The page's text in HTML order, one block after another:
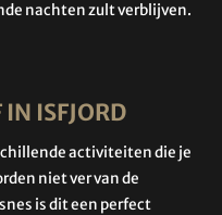
nachten zult verblijven.
ISFJORD
activiteiten die je
niet ver van de
is dit een perfect